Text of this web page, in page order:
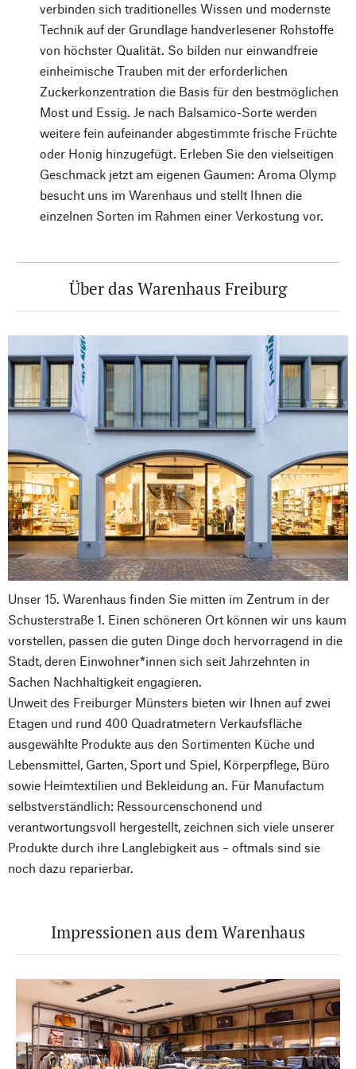
verbinden sich traditionelles Wissen und modernste
Technik auf der Grundlage handverlesener Rohstoffe
von höchster Qualität. So bilden nur einwandfreie
einheimische Trauben mit der erforderlichen
Zuckerkonzentration die Basis für den bestmöglichen
Most und Essig. Je nach Balsamico-Sorte werden
weitere fein aufeinander abgestimmte frische Früchte
oder Honig hinzugefügt. Erleben Sie den vielseitigen
Geschmack jetzt am eigenen Gaumen: Aroma Olymp
besucht uns im Warenhaus und stellt Ihnen die
einzelnen Sorten im Rahmen einer Verkostung vor.
Über das Warenhaus Freiburg
Unser 15. Warenhaus finden Sie mitten im Zentrum in der
Schusterstraße 1. Einen schöneren Ort können wir uns kaum
vorstellen, passen die guten Dinge doch hervorragend in die
Stadt, deren Einwohner*innen sich seit Jahrzehnten in
Sachen Nachhaltigkeit engagieren.
Unweit des Freiburger Münsters bieten wir Ihnen auf zwei
Etagen und rund 400 Quadratmetern Verkaufsfläche
ausgewählte Produkte aus den Sortimenten Küche und
Lebensmittel, Garten, Sport und Spiel, Körperpflege, Büro
sowie Heimtextilien und Bekleidung an. Für Manufactum
selbstverständlich: Ressourcenschonend und
verantwortungsvoll hergestellt, zeichnen sich viele unserer
Produkte durch ihre Langlebigkeit aus – oftmals sind sie
noch dazu reparierbar.
Impressionen aus dem Warenhaus